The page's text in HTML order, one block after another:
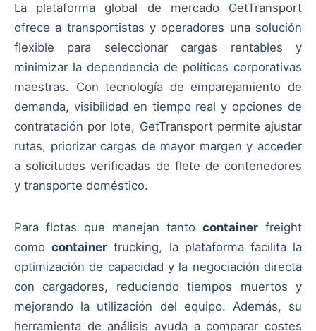
La plataforma global de mercado GetTransport
ofrece a transportistas y operadores una solución
flexible para seleccionar cargas rentables y
minimizar la dependencia de políticas corporativas
maestras. Con tecnología de emparejamiento de
demanda, visibilidad en tiempo real y opciones de
contratación por lote, GetTransport permite ajustar
rutas, priorizar cargas de mayor margen y acceder
a solicitudes verificadas de flete de contenedores
y transporte doméstico.
Para flotas que manejan tanto container freight
comocontainer trucking, la plataforma facilita la
optimización de capacidad y la negociación directa
con cargadores, reduciendo tiempos muertos y
mejorando la utilización del equipo. Además, su
herramienta de análisis ayuda a comparar costes